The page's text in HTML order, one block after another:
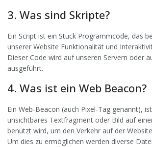
3. Was sind Skripte?
Ein Script ist ein Stück Programmcode, das
unserer Website Funktionalität und
Dieser Code wird auf unseren Servern oder
ausgeführt.
4. Was ist ein Web Beacon?
Ein Web-Beacon (auch Pixel-Tag genannt),
unsichtbares Textfragment oder Bild auf
benutzt wird, um den Verkehr auf der
Um dies zu ermöglichen werden diverse